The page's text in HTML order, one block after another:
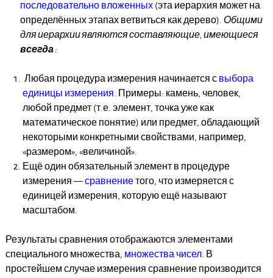
последовательно вложенных(эта иерархия может на
определённых этапах ветвиться как дерево). Общими
для иерархии являются составляющие, имеющиеся
всегда:
Любая процедура измерения начинается с выбора
единицы измерения. Примеры: камень, человек,
любой предмет (т.е. элемент, точка уже как
математическое понятие) или предмет, обладающий
некоторыми конкретными свойствами, например,
«размером», «величиной».
Ещё один обязательный элемент в процедуре
измерения —сравнениетого, что измеряется с
единицей измерения, которую ещё называют
масштабом.
Результаты сравнения отображаются элементами
специального множества, множества чисел. В
простейшем случае измерения сравнение производится